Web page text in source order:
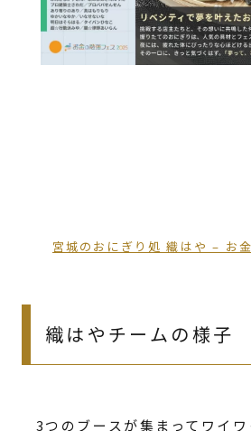
宮城のおにぎり処 織はや – お
織はやチームの様子
3つのブースが集まってワイワ